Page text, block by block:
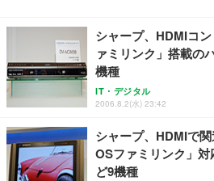
レスト 3Dヘッドレスト
ョン PCチェア 通気性
務用 おしゃれ パソコン
￥7,680
ANDWINT オフィスチェ
ッシュ 通気性 ランバー
ト 幅52×奥行58.5×高さ
勤務 ブラック
￥4,139
応 ComfortView ビジネ
￥15,800
【MiniLED/24.5inch/
HOOTER Gaming
像低減 (3年保証 | 輝点
￥34,980
￥3,670
アイリスオーヤマ ペッ
ュラー 200枚入【
￥3,731
シャープ、HDMIコ
ァミリンク」搭載の
機種
IT・デジタル
2006.8.2(水) 23:42
シャープ、HDMIで
OSファミリンク」
ど9機種